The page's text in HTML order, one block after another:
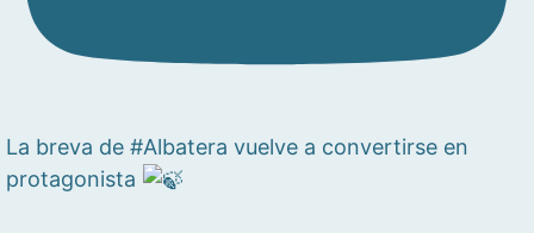
La breva de #Albatera vuelve a convertirse en
protagonista